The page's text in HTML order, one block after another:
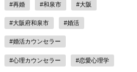
#再婚 #和泉市 #大阪
#大阪府和泉市 #婚活
#婚活カウンセラー
#心理カウンセラー #恋愛心理学